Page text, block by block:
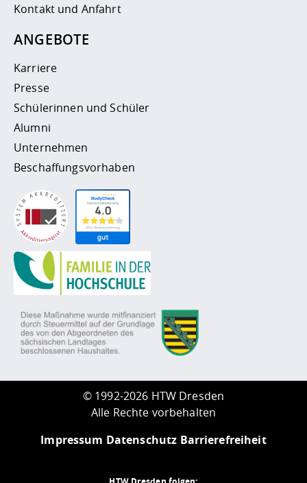
Kontakt und Anfahrt
ANGEBOTE
Karriere
Presse
Schülerinnen und Schüler
Alumni
Unternehmen
Beschaffungsvorhaben
© 1992-2026 HTW Dresden
Alle Rechte vorbehalten
Impressum Datenschutz Barrierefreiheit